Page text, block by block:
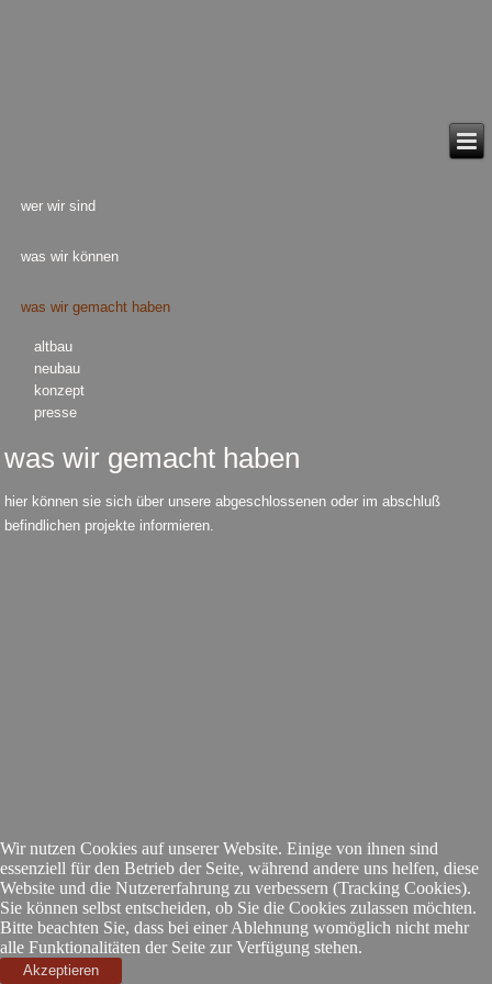
wer wir sind
was wir können
was wir gemacht haben
altbau
neubau
konzept
presse
was wir gemacht haben
hier können sie sich über unsere abgeschlossenen oder im abschluß
befindlichen projekte informieren.
Wir nutzen Cookies auf unserer Website. Einige von ihnen sind
essenziell für den Betrieb der Seite, während andere uns helfen, diese
Website und die Nutzererfahrung zu verbessern (Tracking Cookies).
Sie können selbst entscheiden, ob Sie die Cookies zulassen möchten.
Bitte beachten Sie, dass bei einer Ablehnung womöglich nicht mehr
alle Funktionalitäten der Seite zur Verfügung stehen.
Akzeptieren